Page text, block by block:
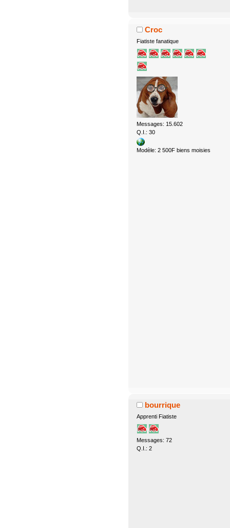
Croc
Fiatiste fanatique
Messages: 15.602
Q.I.: 30
Modèle: 2 500F biens moisies
bourrique
Apprenti Fiatiste
Messages: 72
Q.I.: 2